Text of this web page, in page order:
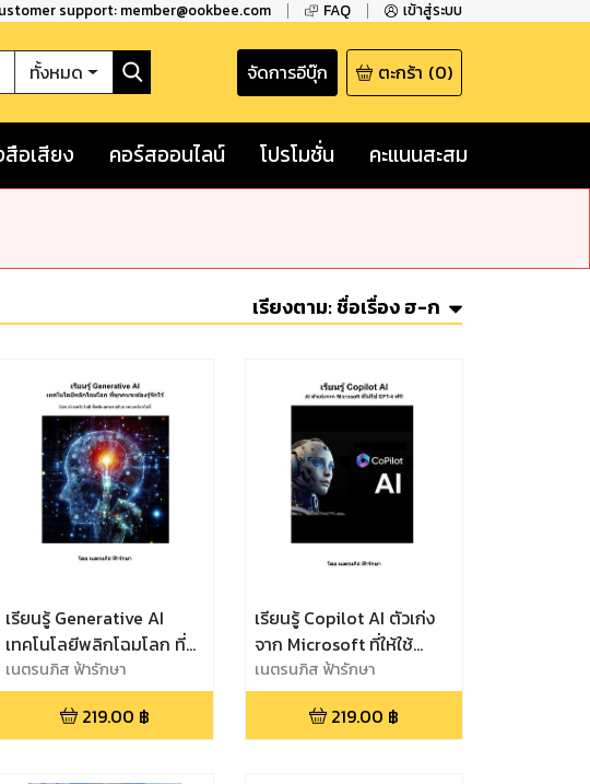
support: member@ookbee.com FAQ เข้าสู่ระบบ
ทั้งหมด จัดการอีบุ๊ก ตะกร้า (0)
อเสียง คอร์สออนไลน์ โปรโมชั่น คะแนนสะสม
เรียงตาม:ชื่อเรื่อง ฮ-ก
เรียนรู้ Generative AI
เทคโนโลยีพลิกโฉมโลก ที่
ทุกคนจะต้องรู้จักไว้
เทคโนโลยีที่จะมีผลกระทบ
กับทุกคนบนโลกใบนี้ โดย
เนตรนภิส ฟ้ารักษา
219.00 ฿
เรียนรู้ Copilot AI ตัวเก่ง
จาก Microsoft ที่ให้ใช้
GPT-4 ฟรี! ที่มีความ
สามารถเทียบเท่า Bard
Gemini และ ChatGPT
เนตรนภิส ฟ้ารักษา
219.00 ฿